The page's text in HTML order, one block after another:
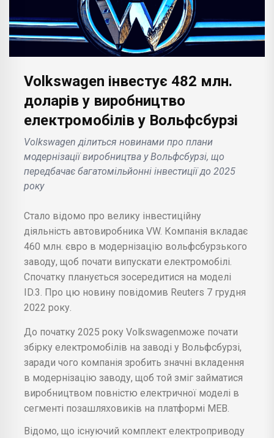
Volkswagen інвестує 482 млн.
доларів у виробництво
електромобілів у Вольфсбурзі
Volkswagen ділиться новинами про плани
модернізації виробництва у Вольфсбурзі, що
передбачає багатомільйонні інвестиції до 2025
року
Стало відомо про велику інвестиційну
діяльність автовиробника VW. Компанія вкладає
460 млн. євро в модернізацію вольфсбурзького
заводу, щоб почати випускати електромобілі.
Спочатку планується зосередитися на моделі
ID.3. Про цю новину повідомив Reuters 7 грудня
2022 року.
До початку 2025 року Volkswagenможе почати
збірку електромобілів на заводі у Вольфсбурзі,
заради чого компанія зробить значні вкладення
в модернізацію заводу, щоб той зміг займатися
виробництвом повністю електричної моделі в
сегменті позашляховиків на платформі MEB.
Відомо, що існуючий комплект електроприводу